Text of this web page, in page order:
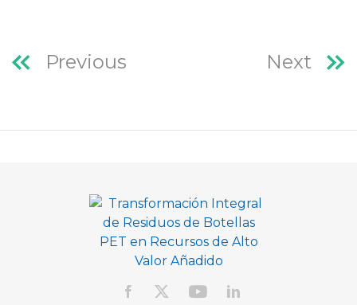
Previous Next